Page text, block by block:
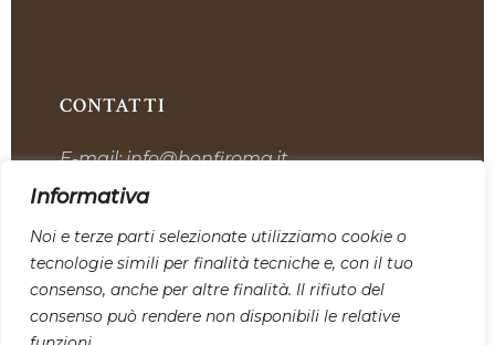
Informativa
Noi e terze parti selezionate utilizziamo cookie o
tecnologie simili per finalità tecniche e, con il tuo
consenso, anche per altre finalità. Il rifiuto del
consenso può rendere non disponibili le relative
CONTATTI
E-mail:info@bonfiroma.it
Telefono:+39 328 7419311
Sede:
Via dell’Industria, 12, 00059 Tolfa
SEGUICI SU I NOSTRI CANALI
SOCIAL: